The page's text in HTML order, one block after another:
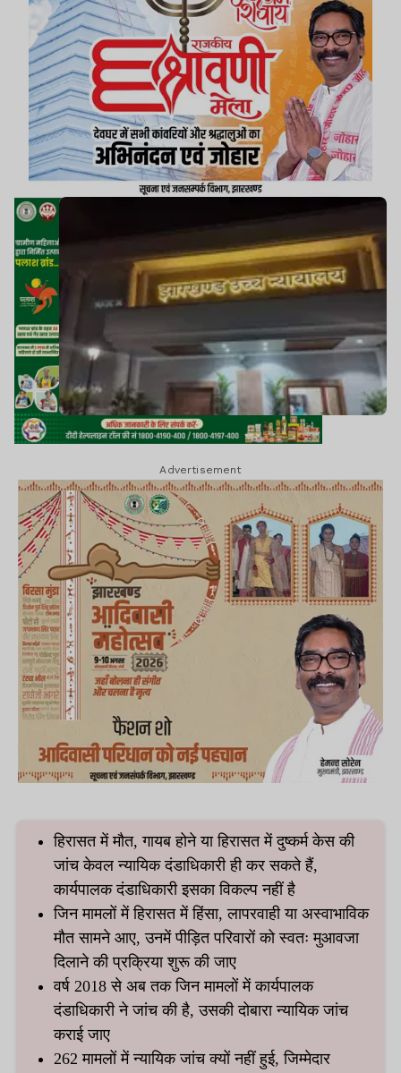
Advertisement
हिरासत में मौत, गायब होने या हिरासत में दुष्कर्म केस की
जांच केवल न्यायिक दंडाधिकारी ही कर सकते हैं,
कार्यपालक दंडाधिकारी इसका विकल्प नहीं है
जिन मामलों में हिरासत में हिंसा, लापरवाही या अस्वाभाविक
मौत सामने आए, उनमें पीड़ित परिवारों को स्वतः मुआवजा
दिलाने की प्रक्रिया शुरू की जाए
वर्ष 2018 से अब तक जिन मामलों में कार्यपालक
दंडाधिकारी ने जांच की है, उसकी दोबारा न्यायिक जांच
कराई जाए
262 मामलों में न्यायिक जांच क्यों नहीं हुई, जिम्मेदार